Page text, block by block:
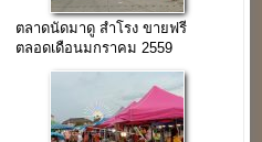
ตลาดนัดมาดู สำโรง ขายฟรี
ตลอดเดือนมกราคม 2559